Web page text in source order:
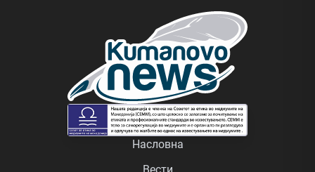
Насловна
Вести